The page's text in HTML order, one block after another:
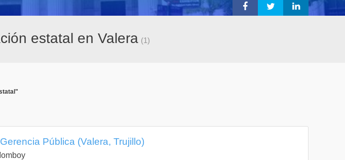
estatal en Valera (1)
Pública (Valera, Trujillo)